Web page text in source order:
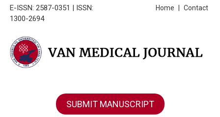
E-ISSN: 2587-0351 | ISSN:
1300-2694
Contact
Home
SUBMIT MANUSCRIPT